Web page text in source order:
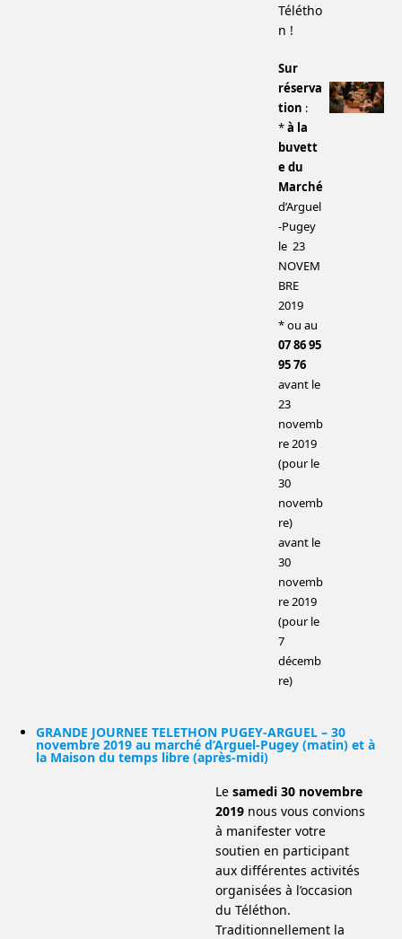
Télétho
n !
Sur
réserva
tion :
*à la
buvett
e du
Marché
d’Arguel
-Pugey
le 23
NOVEM
BRE
2019
* ou au
07 86 95
95 76
avant le
23
novemb
re 2019
(pour le
30
novemb
re)
avant le
30
novemb
re 2019
(pour le
7
décemb
re)
GRANDE JOURNEE TELETHON PUGEY-ARGUEL – 30
novembre 2019 au marché d’Arguel-Pugey (matin) et à
la Maison du temps libre (après-midi)
Lesamedi 30 novembre
2019 nous vous convions
à manifester votre
soutien en participant
aux différentes activités
organisées à l’occasion
du Téléthon.
Traditionnellement la